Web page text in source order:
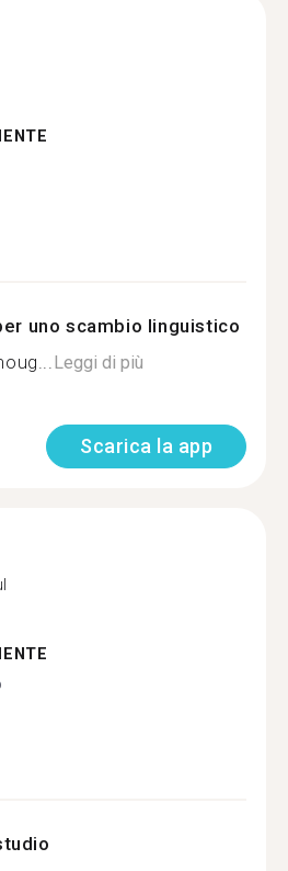
uno scambio linguistico
Leggi di più
Scarica la app